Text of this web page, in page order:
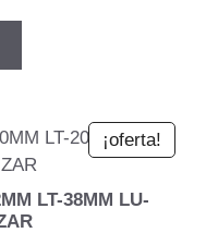
¡oferta!
LT-38MM LU-